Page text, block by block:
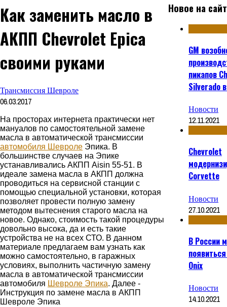
Как заменить масло в
АКПП Chevrolet Epica
своими руками
Трансмиссия Шевроле
06.03.2017
На просторах интернета практически нет
мануалов по самостоятельной замене
масла в автоматической трансмиссии
автомобиля Шевроле Эпика. В
большинстве случаев на Эпике
устанавливались АКПП Aisin 55-51. В
идеале замена масла в АКПП должна
проводиться на сервисной станции с
помощью специальной установки, которая
позволяет провести полную замену
методом вытеснения старого масла на
новое. Однако, стоимость такой процедуры
довольно высока, да и есть такие
устройства не на всех СТО. В данном
материале предлагаем вам узнать как
можно самостоятельно, в гаражных
условиях, выполнить частичную замену
масла в автоматической трансмиссии
автомобиля Шевроле Эпика. Далее -
Инструкция по замене масла в АКПП
Шевроле Эпика
Новое на
GM
пикапов
Silverado
Новости
12.11.2021
Chevrolet
Corvette
Новости
27.10.2021
В России
Onix
Новости
14.10.2021